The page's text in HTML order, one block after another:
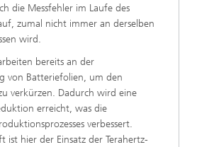
die Messfehler im Laufe des
zumal nicht immer an derselben
wird.
bereits an der
von Batteriefolien, um den
verkürzen. Dadurch wird eine
erreicht, was die
verbessert.
ist hier der Einsatz der Terahertz-